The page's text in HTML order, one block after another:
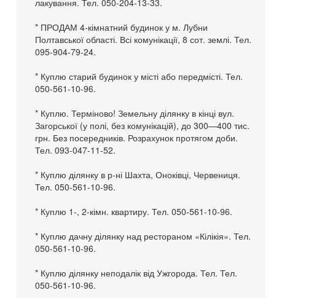
лакування. Тел. 050-204-13-33.
* ПРОДАМ 4-кімнатний будинок у м. Лубни
Полтавської області. Всі комунікації, 8 сот. землі. Тел.
095-904-79-24.
* Куплю старий будинок у місті або передмісті. Тел.
050-561-10-96.
* Куплю. Терміново! Земельну ділянку в кінці вул.
Загорської (у полі, без комунікацій), до 300—400 тис.
грн. Без посередників. Розрахунок протягом доби.
Тел. 093-047-11-52.
* Куплю ділянку в р-ні Шахта, Оноківці, Червениця.
Тел. 050-561-10-96.
* Куплю 1-, 2-кімн. квартиру. Тел. 050-561-10-96.
* Куплю дачну ділянку над рестораном «Кілікія». Тел.
050-561-10-96.
* Куплю ділянку неподалік від Ужгорода. Тел. Тел.
050-561-10-96.